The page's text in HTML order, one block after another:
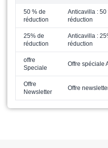
50 % de
réduction
Anticavilla : 50
réduction
25% de
réduction
Anticavilla :
réduction
offre
Speciale
Offre spéciale
Offre
Newsletter
Offre